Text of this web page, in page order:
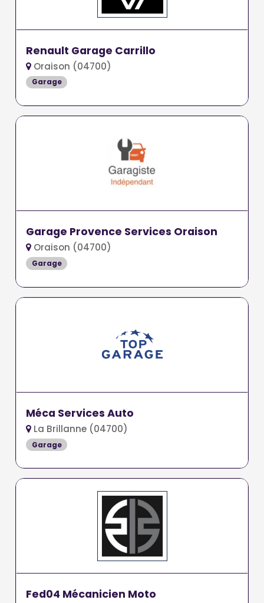
Renault Garage Carrillo
Oraison (04700)
Garage
Garage Provence Services Oraison
Oraison (04700)
Garage
Méca Services Auto
La Brillanne (04700)
Garage
Fed04 Mécanicien Moto